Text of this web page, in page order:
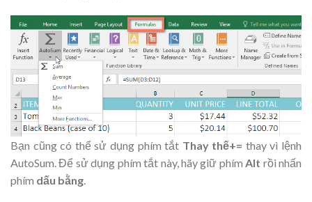
Bạn cũng có thể sử dụng phím tắt Thay thế+= thay vì lệnh
AutoSum. Để sử dụng phím tắt này, hãy giữ phímAlt rồi nhấn
phím dấu bằng.